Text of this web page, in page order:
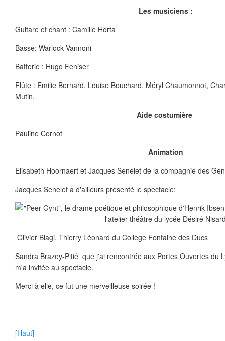
Les musiciens :
Guitare et chant : Camille Horta
Basse: Warlock Vannoni
Batterie : Hugo Feniser
Flûte : Emilie Bernard, Louise Bouchard, Méryl Chaumonnot,
Mutin.
Aide costumière
Pauline Cornot
Animation
Elisabeth Hoornaert et Jacques Senelet de la compagnie des
Jacques Senelet a d'ailleurs présenté le spectacle:
Olivier Biagi, Thierry Léonard du Collège Fontaine des Ducs
Sandra Brazey-Pitié que j'ai rencontrée aux Portes Ouvertes du
m'a invitée au spectacle.
Merci à elle, ce fut une merveilleuse soirée !
[Haut]